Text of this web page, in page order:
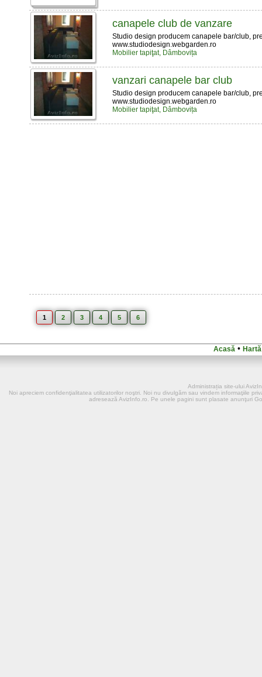
canapele club de vanzare
Studio design producem canapele bar/club,
www.studiodesign.webgarden.ro
Mobilier tapiţat, Dâmbovița
vanzari canapele bar club
Studio design producem canapele bar/club,
www.studiodesign.webgarden.ro
Mobilier tapiţat, Dâmbovița
1 2 3 4 5 6
Acasă •
Administrația site-ului
Noi apreciem confidenţialitatea utilizatorilor noştri. Noi nu divulgӑm sau vindem informaţiile
adresează AvizInfo.ro. Pe unele pagini sunt plasate anunţuri